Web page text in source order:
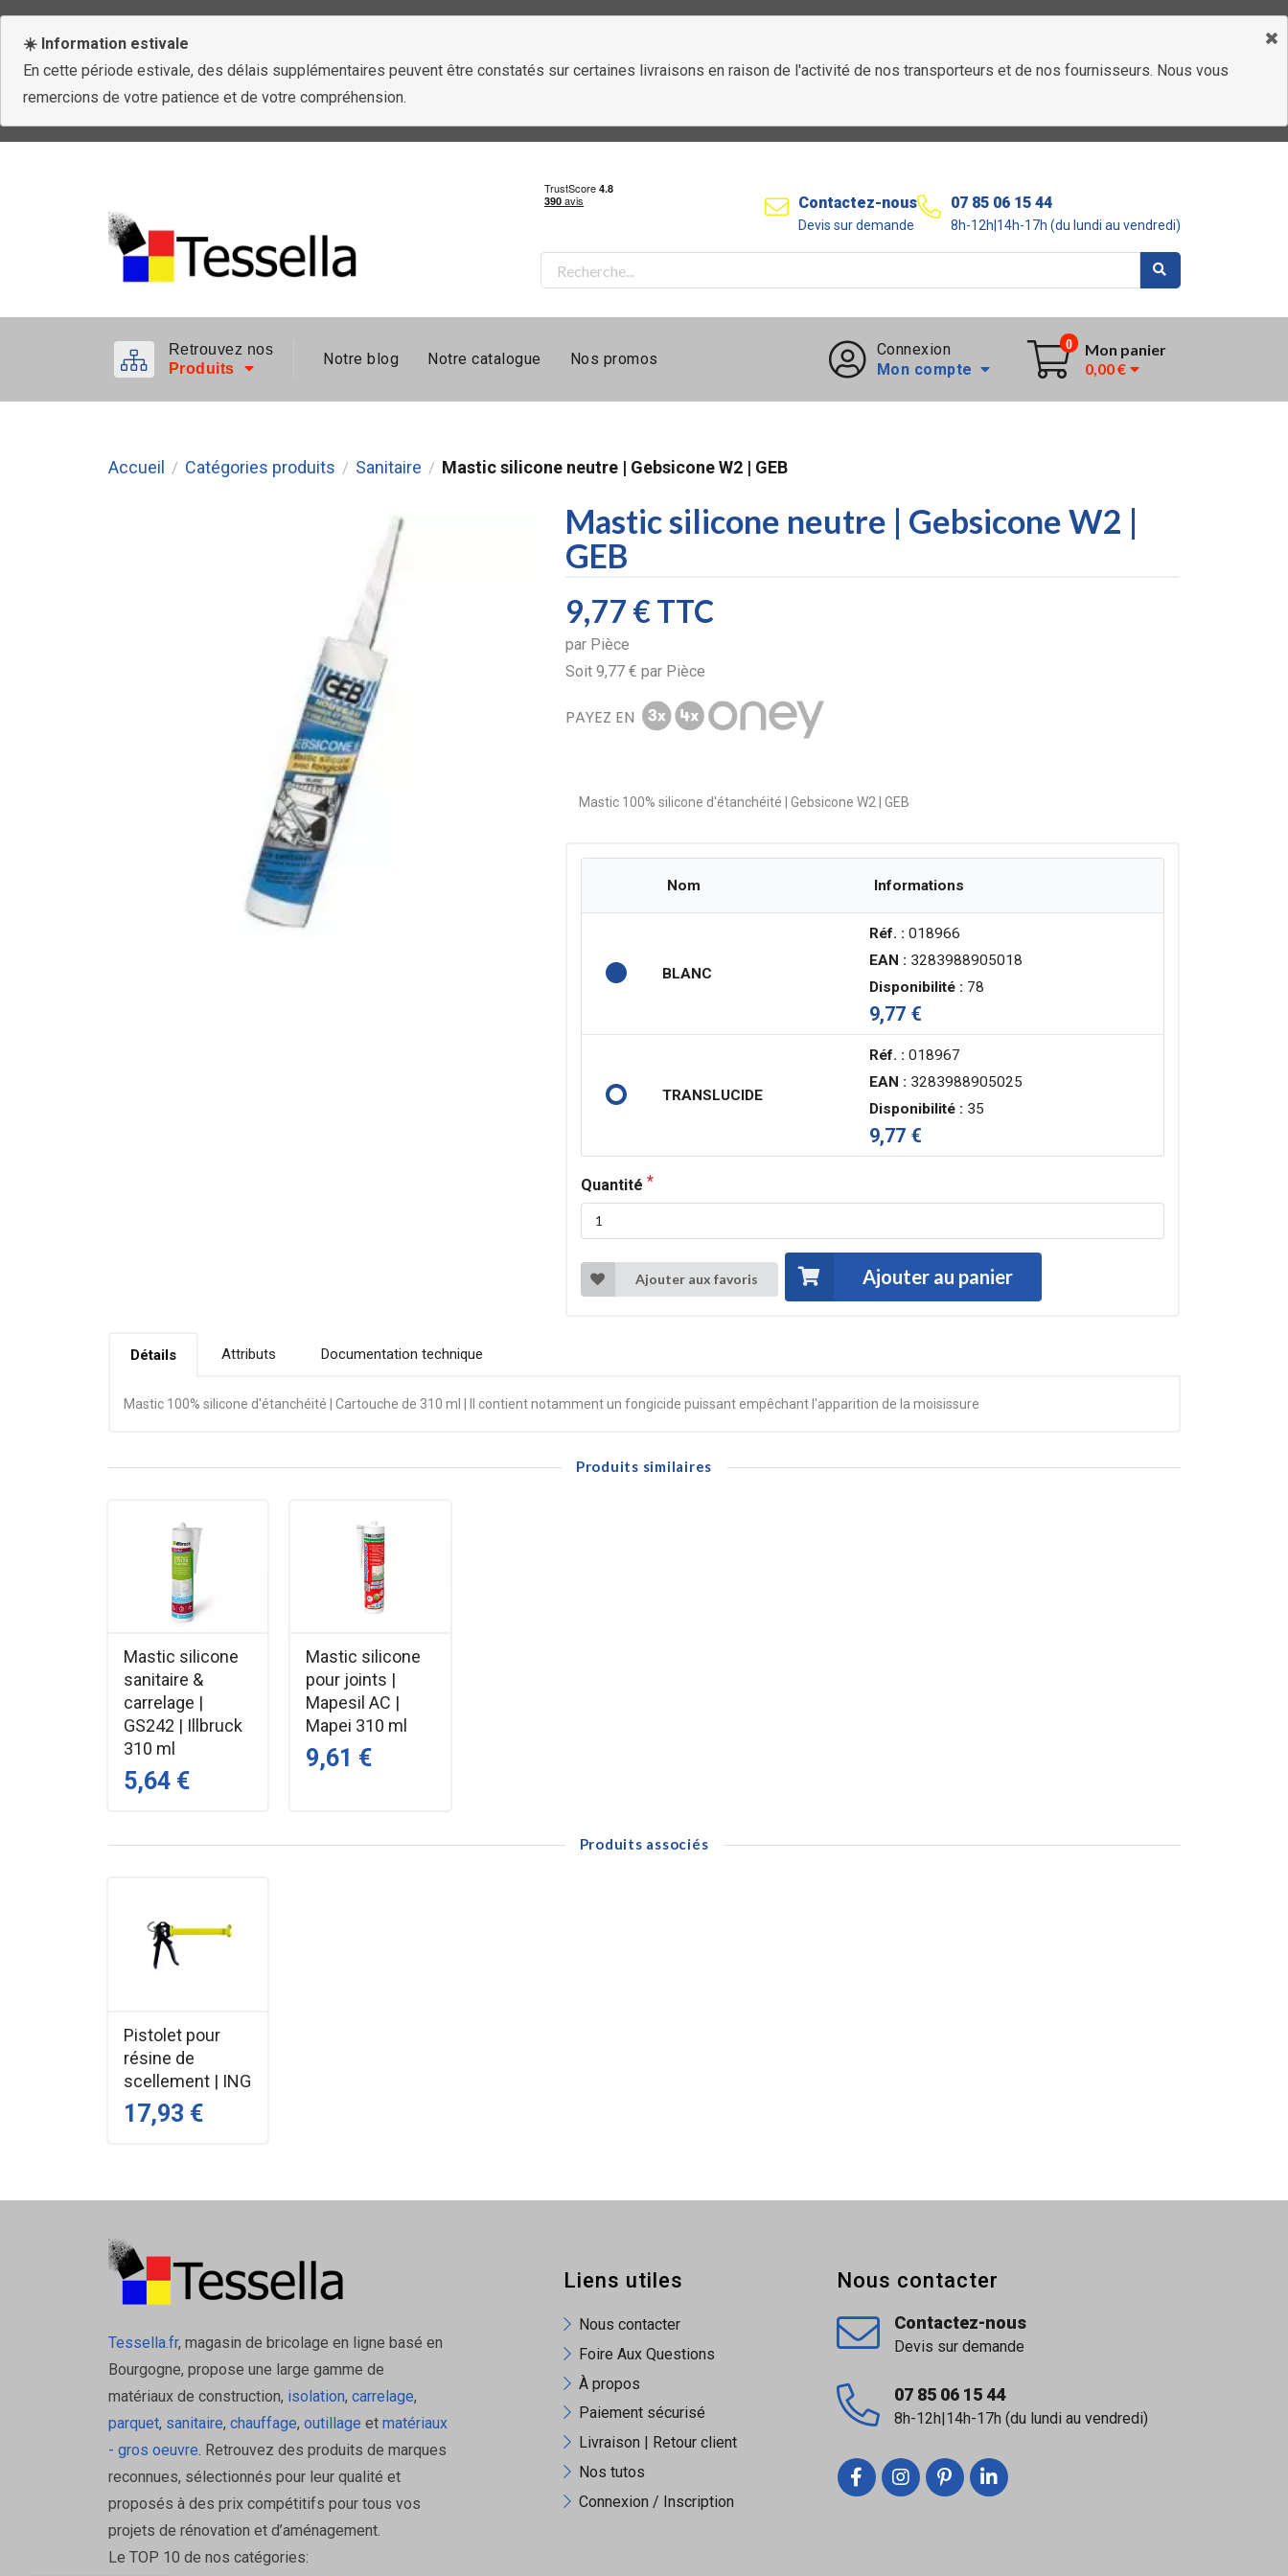
☀️ Information estivale
En cette période estivale, des délais supplémentaires peuvent être constatés sur certaines livraisons en raison de l'activité de nos transporteurs et de nos fournisseurs. Nous vous
remercions de votre patience et de votre compréhension.
Contactez-nous
Devis sur demande
07 85 06 15 44
8h-12h|14h-17h (du lundi au vendredi)
Retrouvez nos
Produits
Notre blog Notre catalogue Nos promos
Connexion
Mon compte
0
Mon panier
0,00 €
Accueil / Catégories produits / Sanitaire / Mastic silicone neutre | Gebsicone W2 | GEB
Mastic silicone neutre | Gebsicone W2 |
GEB
9,77 €TTC
par Pièce
Soit9,77 € par Pièce
PAYEZ EN
Mastic 100% silicone d'étanchéité | Gebsicone W2 | GEB
Nom Informations
BLANC
Réf. : 018966
EAN : 3283988905018
Disponibilité : 78
9,77 €
TRANSLUCIDE
Réf. : 018967
EAN : 3283988905025
Disponibilité : 35
9,77 €
Quantité
Ajouter aux favoris Ajouter au panier
Détails Attributs Documentation technique
Mastic 100% silicone d'étanchéité | Cartouche de 310 ml | Il contient notamment un fongicide puissant empêchant l'apparition de la moisissure
Produits similaires
Mastic silicone
sanitaire &
carrelage |
GS242 | Illbruck
310 ml
5,64 €
Mastic silicone
pour joints |
Mapesil AC |
Mapei 310 ml
9,61 €
Produits associés
Pistolet pour
résine de
scellement | ING
17,93 €
Tessella.fr, magasin de bricolage en ligne basé en
Bourgogne, propose une large gamme de
matériaux de construction, isolation, carrelage,
parquet, sanitaire, chauffage, outillage et matériaux
- gros oeuvre. Retrouvez des produits de marques
reconnues, sélectionnés pour leur qualité et
proposés à des prix compétitifs pour tous vos
projets de rénovation et d’aménagement.
Le TOP 10 de nos catégories:
Liens utiles
Nous contacter
Foire Aux Questions
À propos
Paiement sécurisé
Livraison | Retour client
Nos tutos
Connexion / Inscription
Nous contacter
Contactez-nous
Devis sur demande
07 85 06 15 44
8h-12h|14h-17h (du lundi au vendredi)